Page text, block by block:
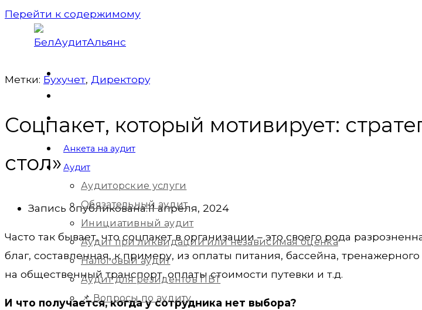
Перейти к содержимому
Анкета на аудит
Аудит
Аудиторские услуги
Обязательный аудит
Инициативный аудит
Аудит при ликвидации или независимая оценка
Налоговый аудит
Аудит для резидентов ПВТ
📌 Вопросы по аудиту
Метки: Бухучет, Директорy
Соцпакет, который мотивирует:
стол»
Запись опубликована:11 апреля, 2024
Часто так бывает, что соцпакет в организации – это своего рода
благ, составленная, к примеру, из оплаты питания, бассейна, тренажерного
на общественный транспорт, оплаты стоимости путевки и т.д.
И что получается, когда у сотрудника нет выбора?